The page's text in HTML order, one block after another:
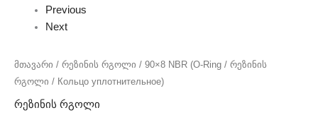
Previous
Next
მთავარი / რეზინის რგოლი / 90×8 NBR (O-Ring / რეზინის
რგოლი / Кольцо уплотнительное)
რეზინის რგოლი